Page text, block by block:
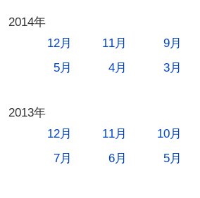
2014年
12月
11月 9月
5月
4月 3月
2013年
12月
11月 10月
7月
6月 5月